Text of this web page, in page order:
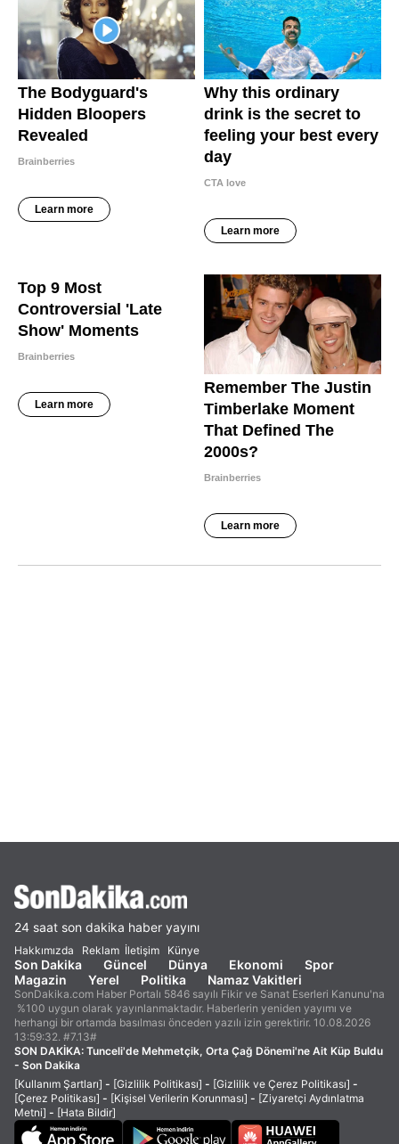
24 saat son dakika haber yayını
Hakkımızda Reklam İletişim Künye
Son Dakika Güncel Dünya Ekonomi
Spor
Magazin
Yerel Politika Namaz Vakitleri
SonDakika.com Haber Portalı 5846 sayılı Fikir ve Sanat Eserleri Kanunu'na
%100 uygun olarak yayınlanmaktadır. Haberlerin yeniden yayımı ve
herhangi bir ortamda basılması önceden yazılı izin gerektirir. 10.08.2026
13:59:32. #7.13#
SON DAKİKA: Tunceli'de Mehmetçik, Orta Çağ Dönemi'ne Ait Küp Buldu
- Son Dakika
[Kullanım Şartları] - [Gizlilik Politikası] - [Gizlilik ve Çerez Politikası] -
[Çerez Politikası] - [Kişisel Verilerin Korunması] - [Ziyaretçi Aydınlatma
Metni] - [Hata Bildir]